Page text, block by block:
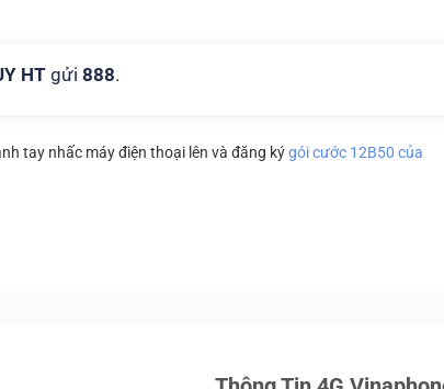
HT gửi 888.
tay nhấc máy điện thoại lên và đăng kýgói cước 12B50 của